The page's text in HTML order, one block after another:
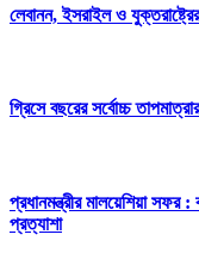
লেবানন, ইসরাইল ও
গ্রিসে বছরের সর্বোচ্চ
প্রধানমন্ত্রীর মালয়েশিয়া সফর
প্রত্যাশা